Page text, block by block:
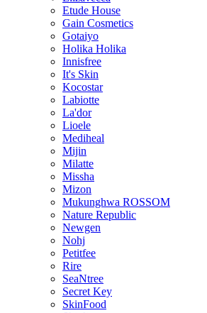
Etude House
Gain Cosmetics
Gotaiyo
Holika Holika
Innisfree
It's Skin
Kocostar
Labiotte
La'dor
Lioele
Mediheal
Mijin
Milatte
Missha
Mizon
Mukunghwa ROSSOM
Nature Republic
Newgen
Nohj
Petitfee
Rire
SeaNtree
Secret Key
SkinFood